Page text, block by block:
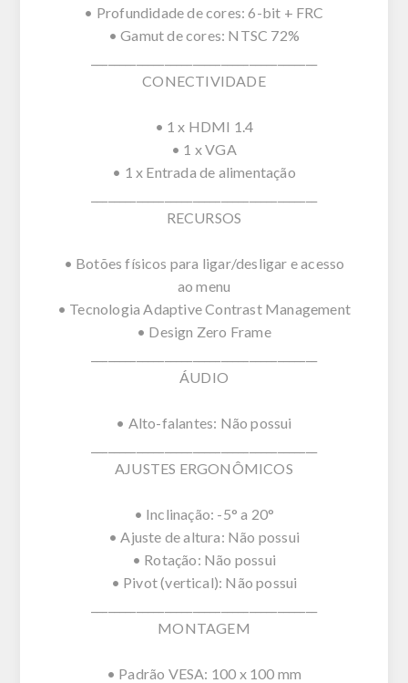
• Profundidade de cores: 6-bit + FRC
• Gamut de cores: NTSC 72%
CONECTIVIDADE
• 1 x HDMI 1.4
• 1 x VGA
• 1 x Entrada de alimentação
RECURSOS
• Botões físicos para ligar/desligar e acesso
ao menu
• Tecnologia Adaptive Contrast Management
• Design Zero Frame
ÁUDIO
• Alto-falantes: Não possui
AJUSTES ERGONÔMICOS
• Inclinação: -5° a 20°
• Ajuste de altura: Não possui
• Rotação: Não possui
• Pivot (vertical): Não possui
MONTAGEM
• Padrão VESA: 100 x 100 mm